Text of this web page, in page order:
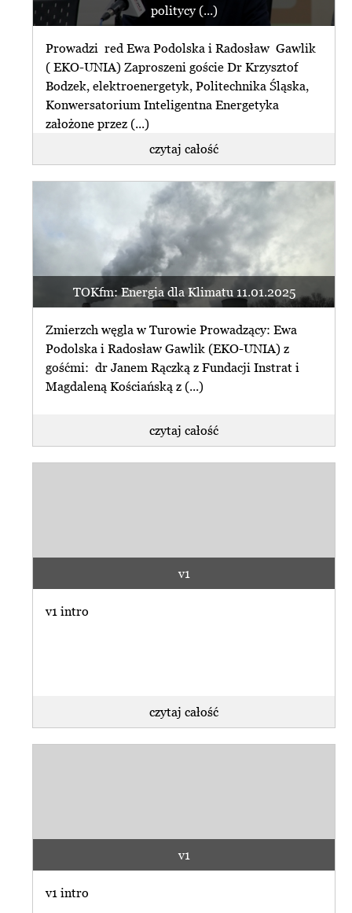
politycy (...)
Prowadzi red Ewa Podolska i Radosław Gawlik
( EKO-UNIA) Zaproszeni goście Dr Krzysztof
Bodzek, elektroenergetyk, Politechnika Śląska,
Konwersatorium Inteligentna Energetyka
założone przez (...)
czytaj całość
TOKfm: Energia dla Klimatu 11.01.2025
Zmierzch węgla w Turowie Prowadzący: Ewa
Podolska i Radosław Gawlik (EKO-UNIA) z
gośćmi: dr Janem Rączką z Fundacji Instrat i
Magdaleną Kościańską z (...)
czytaj całość
v1
v1 intro
czytaj całość
v1
v1 intro